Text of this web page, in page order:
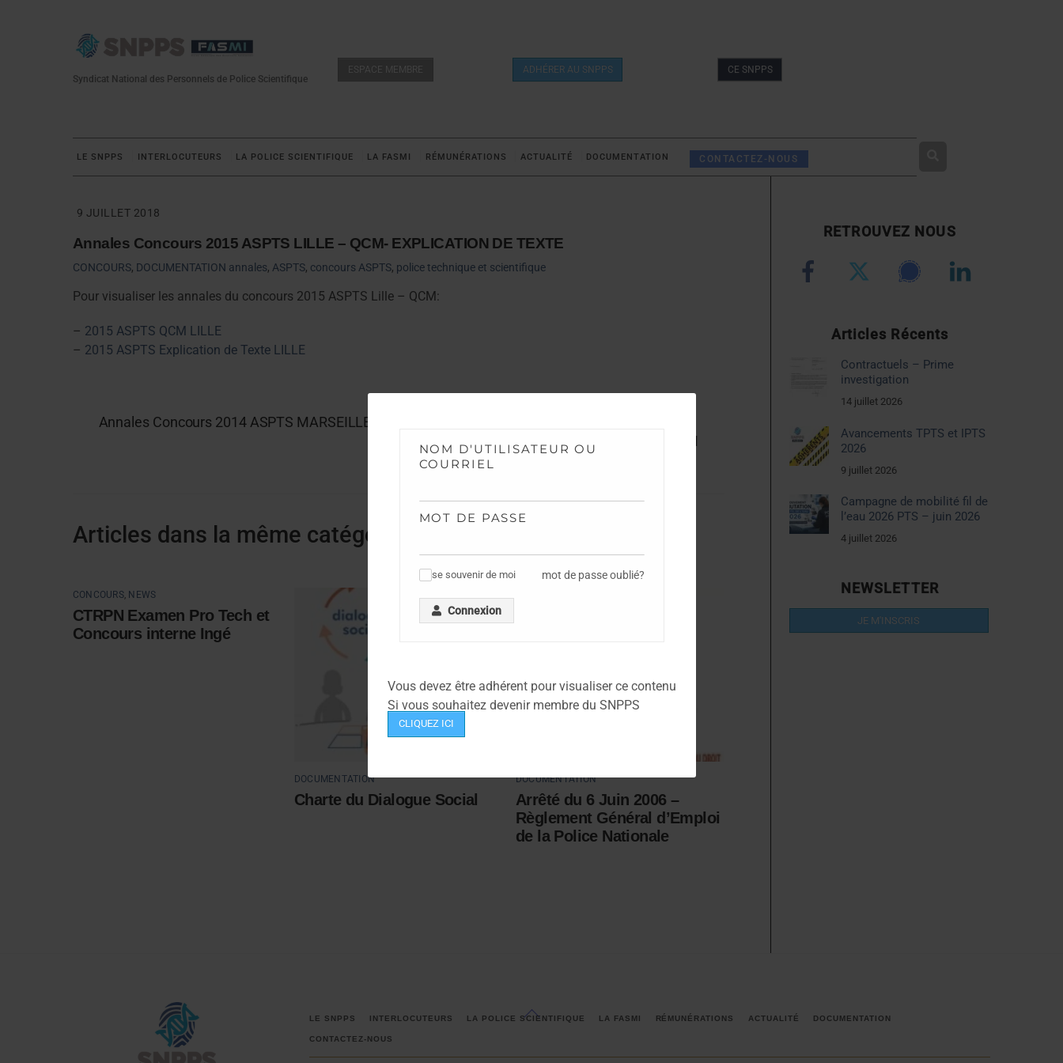
NOM D'UTILISATEUR OU
COURRIEL
MOT DE PASSE
se souvenir de moi mot de passe oublié?
Connexion
Vous devez être adhérent pour visualiser ce contenu
Si vous souhaitez devenir membre du SNPPS
CLIQUEZ ICI
Syndicat National des Personnels de Police Scientifique
LE SNPPS INTERLOCUTEURS LA POLICE SCIENTIFIQUE LA FASMI RÉMUNÉRATIONS ACTUALITÉ DOCUMENTATION CONTACTEZ-NOUS
ESPACE MEMBRE ADHÉRER AU SNPPS CE SNPPS
9 JUILLET 2018
Annales Concours 2015 ASPTS LILLE – QCM- EXPLICATION DE TEXTE
CONCOURS, DOCUMENTATION annales, ASPTS, concours ASPTS, police technique et scientifique
Pour visualiser les annales du concours 2015 ASPTS Lille – QCM:
– 2015 ASPTS QCM LILLE
– 2015 ASPTS Explication de Texte LILLE
Annales Concours 2014 ASPTS MARSEILLE – QCM – EXPLICATION DE TEXTE
Annales Concours 2015 ASPTS METZ – QCM
Articles dans la même catégorie
CONCOURS, NEWS
CTRPN Examen Pro Tech et
Concours interne Ingé
DOCUMENTATION
Charte du Dialogue Social
DOCUMENTATION
Arrêté du 6 Juin 2006 –
Règlement Général d’Emploi
de la Police Nationale
RETROUVEZ NOUS
Articles Récents
Contractuels – Prime
investigation
14 juillet 2026
Avancements TPTS et IPTS
2026
9 juillet 2026
Campagne de mobilité fil de
l’eau 2026 PTS – juin 2026
4 juillet 2026
NEWSLETTER
JE M'INSCRIS
Back
LE SNPPS INTERLOCUTEURS LA POLICE SCIENTIFIQUE LA FASMI RÉMUNÉRATIONS ACTUALITÉ DOCUMENTATION
CONTACTEZ-NOUS